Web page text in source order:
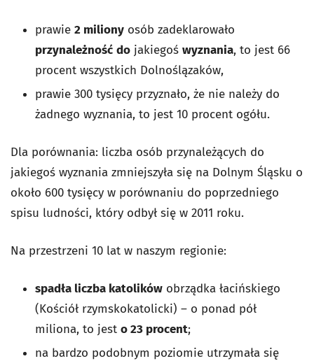
prawie 2 miliony osób zadeklarowało
przynależność do jakiegoś wyznania, to jest 66
procent wszystkich Dolnoślązaków,
prawie 300 tysięcy przyznało, że nie należy do
żadnego wyznania, to jest 10 procent ogółu.
Dla porównania: liczba osób przynależących do
jakiegoś wyznania zmniejszyła się na Dolnym Śląsku o
około 600 tysięcy w porównaniu do poprzedniego
spisu ludności, który odbył się w 2011 roku.
Na przestrzeni 10 lat w naszym regionie:
spadła liczba katolików obrządka łacińskiego
(Kościół rzymskokatolicki) – o ponad pół
miliona, to jest o 23 procent;
na bardzo podobnym poziomie utrzymała się